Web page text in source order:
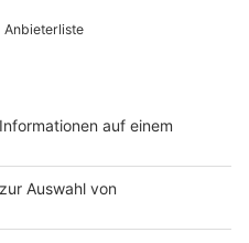
Rahmen von KPI, zu
durch, um ein mögliches
Reporting Template zu
in einem am 3.4.2026
für einen
Europäische
und anschließend zur
vom 28.5.2028)